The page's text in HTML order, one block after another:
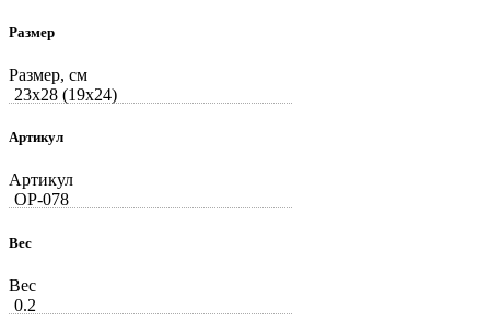
Размер
Размер, см
23x28 (19x24)
Артикул
Артикул
ОР-078
Вес
Вес
0.2